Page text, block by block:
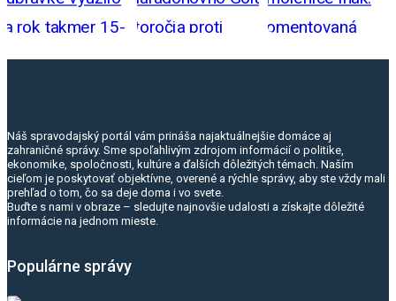
Náš spravodajský portál vám prináša najaktuálnejšie domáce aj
zahraničné správy. Sme spoľahlivým zdrojom informácií o politike,
ekonomike, spoločnosti, kultúre a ďalších dôležitých témach. Naším
cieľom je poskytovať objektívne, overené a rýchle správy, aby ste vždy mali
prehľad o tom, čo sa deje doma i vo svete.
Buďte s nami v obraze – sledujte najnovšie udalosti a získajte dôležité
informácie na jednom mieste.
Populárne správy